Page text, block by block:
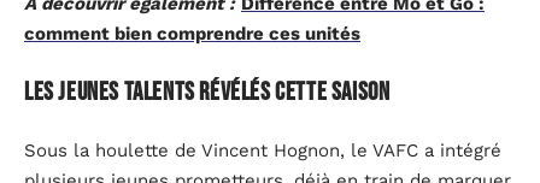
comment bien comprendre ces unités
Les jeunes talents révélés cette saison
Sous la houlette de Vincent Hognon, le VAFC a intégré